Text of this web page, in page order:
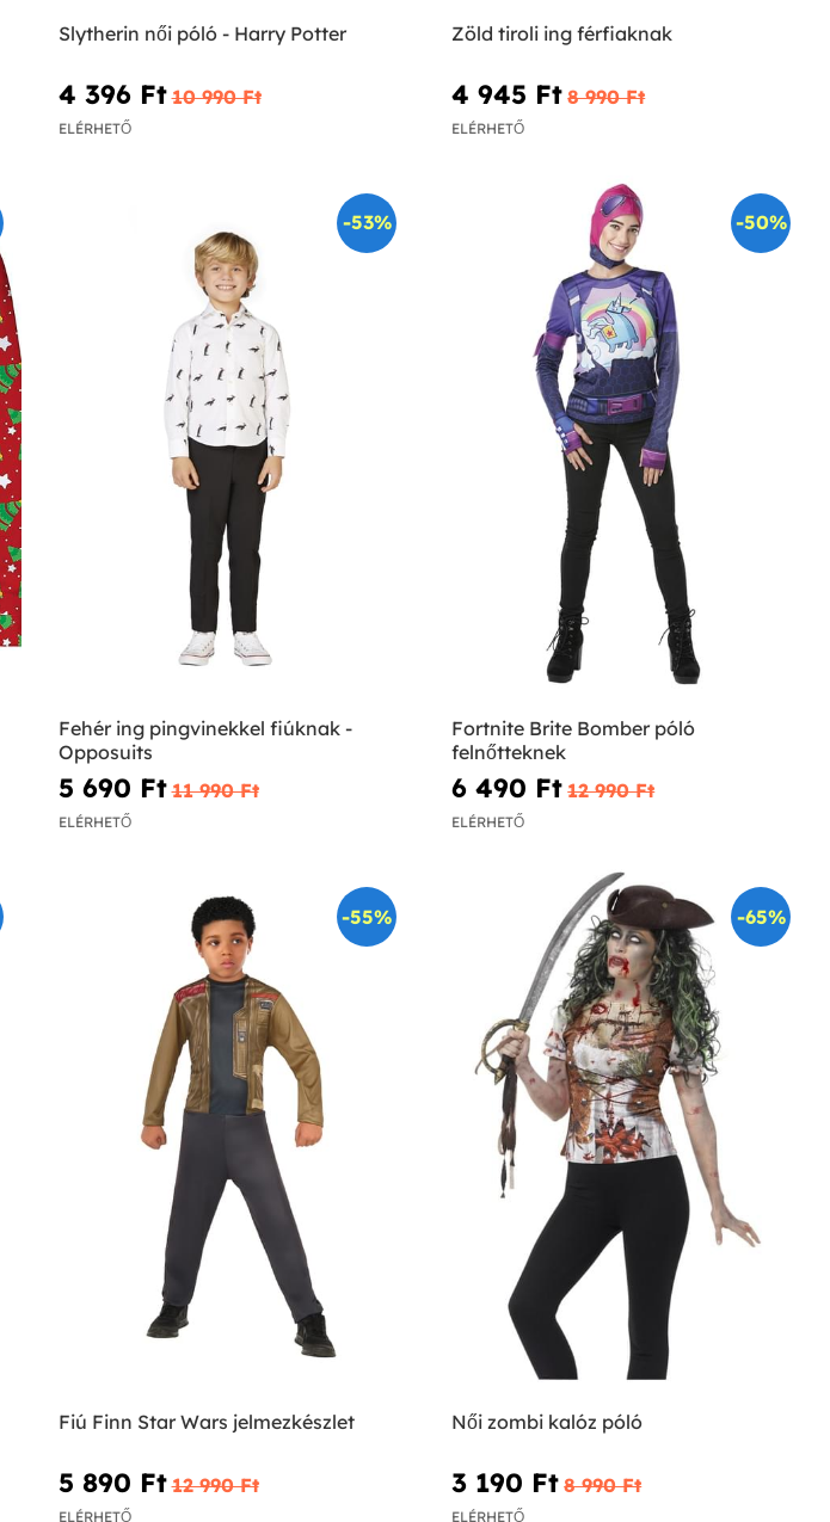
Slytherin női póló - Harry Potter
4 396 Ft‎ 10 990 Ft‎
ELÉRHETŐ
Zöld tiroli ing férfiaknak
4 945 Ft‎ 8 990 Ft‎
ELÉRHETŐ
-53%
Fehér ing pingvinekkel fiúknak -
Opposuits
5 690 Ft‎ 11 990 Ft‎
ELÉRHETŐ
-50%
Fortnite Brite Bomber póló
felnőtteknek
6 490 Ft‎ 12 990 Ft‎
ELÉRHETŐ
-55%
Fiú Finn Star Wars jelmezkészlet
5 890 Ft‎ 12 990 Ft‎
ELÉRHETŐ
-65%
Női zombi kalóz póló
3 190 Ft‎ 8 990 Ft‎
ELÉRHETŐ